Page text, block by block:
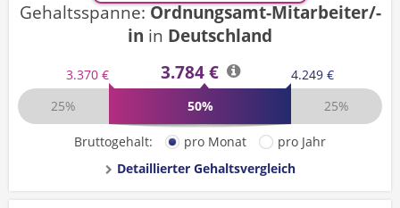
Gehaltsspanne:Ordnungsamt-Mitarbeiter/-
in in Deutschland
3.370 € 3.784 €
4.249 €
25%
50% 25%
Bruttogehalt: pro Monat
pro Jahr
Detaillierter Gehaltsvergleich